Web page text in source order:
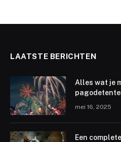
LAATSTE BERICHTEN
Alles wat je
mei 16, 2025
Een